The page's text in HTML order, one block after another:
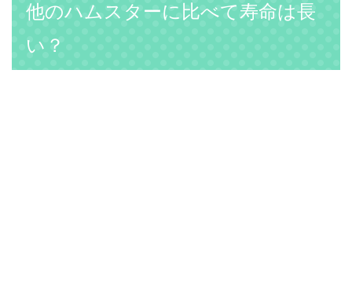
他のハムスターに比べて寿命は長
い？